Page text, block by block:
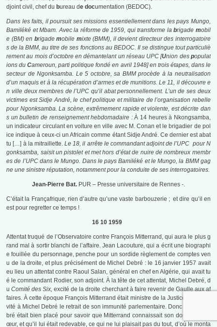
djoint civil, chef du bureau de documentation (BEDOC).
Dans les faits, il poursuit ses missions essentiellement dans les pays Mungo,
Bamiléké et Mbam. Avec la réforme de 1959, qui transforme labrigade mobil
e (BM) en brigademobile mixte (BMM), il devient directeur des interrogatoire
s de la BMM, au titre de ses fonctions au BEDOC. Il se distingue tout particuliè
rement au mois d’octobre en démantelant un réseau UPC [Union des populat
ions duCameroun, parti politique fondé en avril 1948] en trois étapes, dans le
secteur de Ngonksamba. Le 5 octobre, sa BMM procède à la neutralisation
d’un maquis et à la récupération d’armes et de munitions. Le 11, il découvre e
n ville deux membres de l’UPC qu’il abat personnellement. L’un de ses deux
victimes est Sidje André, le chef politique et militaire de l’organisation rebelle
pour Ngonksamba. La scène, extrêmement rapide et violente, est décrite dan
s un bulletin de renseignement hebdomadaire :À 14 heures à Nkongsamba,
un indicateur circulant en voiture en ville avec M. Conan et le brigadier de pol
ice indique à ceux-ci un Africain comme étant Sidje André. Ce dernier est abat
tu […] à la mitraillette.Le 18, il arrête le commandant adjoint de l’UPC pour N
gonksamba, saisit un pistolet et met hors d’état de nuire de nombreux membr
es de l’UPC dans le Mungo. Dans le pays Bamiléké et le Mungo, la BMM gag
ne une sinistre réputation, notamment pour la conduite de ses interrogatoires.
Jean-Pierre Bat. PUR – Presse universitaire de Rennes -.
C’était la Françafrique, rien d’autre qu’une vaste barbouzerie ; et dire qu’il en
est pour regretter ce temps !
16 10 1959
Attentat truqué de l’Observatoire contre François Mitterrand, qui aura le plus g
rand mal à sortir blanchi de l’affaire. Jean Lacouture, qui a écrit une biographi
e fouillée du personnage, penche pour un sordide règlement de comptes ven
u de la droite, et plus précisément de Michel Debré : le 16 janvier 1957 avait
eu lieu un attentat contre Raoul Salan, général en chef en Algérie, qui avait tu
é le commandant Rodier, son adjoint. À la tête de cet attentat, Michel Debré, d
uComité des Six,excité de la droite cherchant à faire revenir de Gaulle aux af
faires. À cette époque François Mitterrand était ministre de la Justice et avait é
vité à Michel Debré le retrait de son immunité parlementaire. Donc Michel De
bré était bien placé pour savoir que Mitterrand connaissait son dossier par c
œur, et qu’il lui était redevable, ce qui ne lui plaisait pas du tout, d’où le monta